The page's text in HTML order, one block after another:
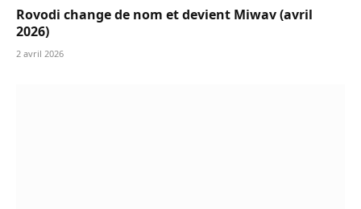
Rovodi change de nom et devient Miwav (avril
2026)
2 avril 2026